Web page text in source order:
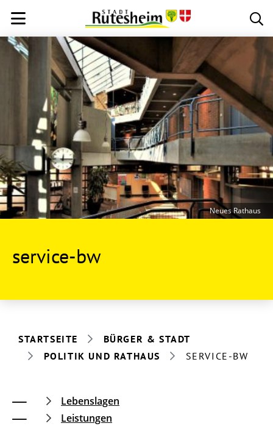
service-bw
Neues Rathaus
STARTSEITE
BÜRGER & STADT
POLITIK UND RATHAUS
SERVICE-BW
Lebenslagen
Leistungen